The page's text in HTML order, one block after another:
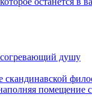
душу
помещение